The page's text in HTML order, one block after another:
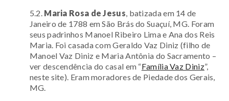
5.2. Maria Rosa de Jesus, batizada em 14 de
Janeiro de 1788 em São Brás do Suaçuí, MG. Foram
seus padrinhos Manoel Ribeiro Lima e Ana dos Reis
Maria. Foi casada com Geraldo Vaz Diniz (filho de
Manoel Vaz Diniz e Maria Antônia do Sacramento –
ver descendência do casal em “Família Vaz Diniz”,
neste site). Eram moradores de Piedade dos Gerais,
MG.